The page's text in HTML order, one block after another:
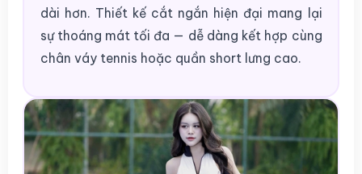
dài hơn. Thiết kế cắt ngắn hiện đại mang lại
sự thoáng mát tối đa — dễ dàng kết hợp cùng
chân váy tennis hoặc quần short lưng cao.